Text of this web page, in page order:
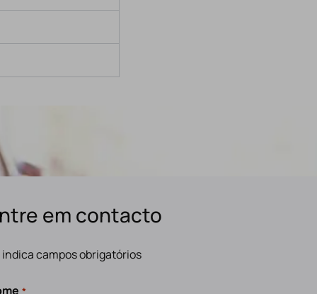
em contacto
indica campos obrigatórios
*